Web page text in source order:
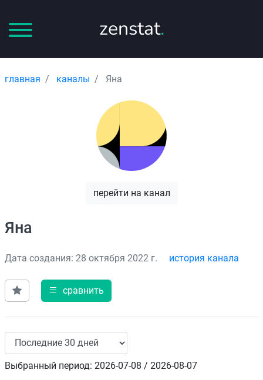
zenstat.
главная каналы Яна
перейти на канал
Яна
Дата создания: 28 октября 2022 г. история канала
сравнить
Выбранный период: 2026-07-08 / 2026-08-07